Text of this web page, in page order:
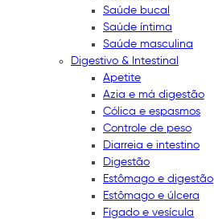
Saúde bucal
Saúde íntima
Saúde masculina
Digestivo & Intestinal
Apetite
Azia e má digestão
Cólica e espasmos
Controle de peso
Diarreia e intestino
Digestão
Estômago e digestão
Estômago e úlcera
Fígado e vesícula